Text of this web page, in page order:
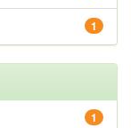
1
1